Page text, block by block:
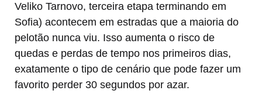
Veliko Tarnovo, terceira etapa terminando em
Sofia) acontecem em estradas que a maioria do
pelotão nunca viu. Isso aumenta o risco de
quedas e perdas de tempo nos primeiros dias,
exatamente o tipo de cenário que pode fazer um
favorito perder 30 segundos por azar.